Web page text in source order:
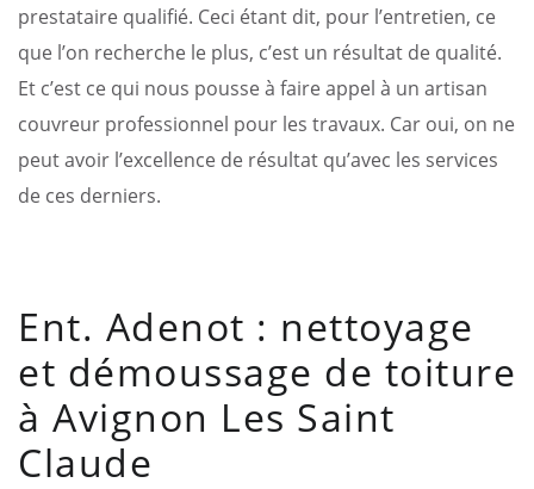
prestataire qualifié. Ceci étant dit, pour l’entretien, ce
que l’on recherche le plus, c’est un résultat de qualité.
Et c’est ce qui nous pousse à faire appel à un artisan
couvreur professionnel pour les travaux. Car oui, on ne
peut avoir l’excellence de résultat qu’avec les services
de ces derniers.
Ent. Adenot : nettoyage
et démoussage de toiture
à Avignon Les Saint
Claude